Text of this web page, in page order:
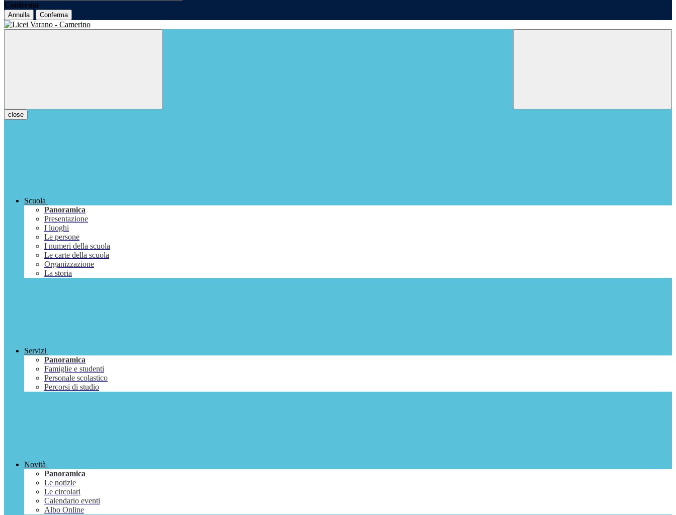
Conferma
Annulla Conferma
close
Scuola
Panoramica
Presentazione
I luoghi
Le persone
I numeri della scuola
Le carte della scuola
Organizzazione
La storia
Servizi
Panoramica
Famiglie e studenti
Personale scolastico
Percorsi di studio
Novità
Panoramica
Le notizie
Le circolari
Calendario eventi
Albo Online